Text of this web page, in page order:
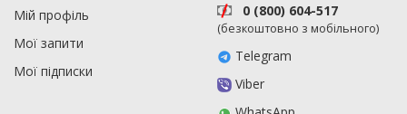
Мій профіль
Мої запити
Мої підписки
0 (800) 604-517
(безкоштовно з мобільного)
Telegram
Viber